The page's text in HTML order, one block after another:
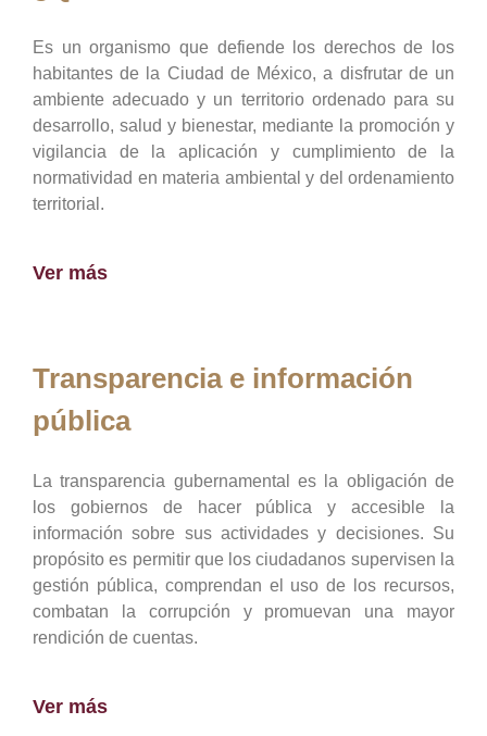
Es un organismo que defiende los derechos de los
habitantes de la Ciudad de México, a disfrutar de un
ambiente adecuado y un territorio ordenado para su
desarrollo, salud y bienestar, mediante la promoción y
vigilancia de la aplicación y cumplimiento de la
normatividad en materia ambiental y del ordenamiento
territorial.
Ver más
Transparencia e información
pública
La transparencia gubernamental es la obligación de
los gobiernos de hacer pública y accesible la
información sobre sus actividades y decisiones. Su
propósito es permitir que los ciudadanos supervisen la
gestión pública, comprendan el uso de los recursos,
combatan la corrupción y promuevan una mayor
rendición de cuentas.
Ver más